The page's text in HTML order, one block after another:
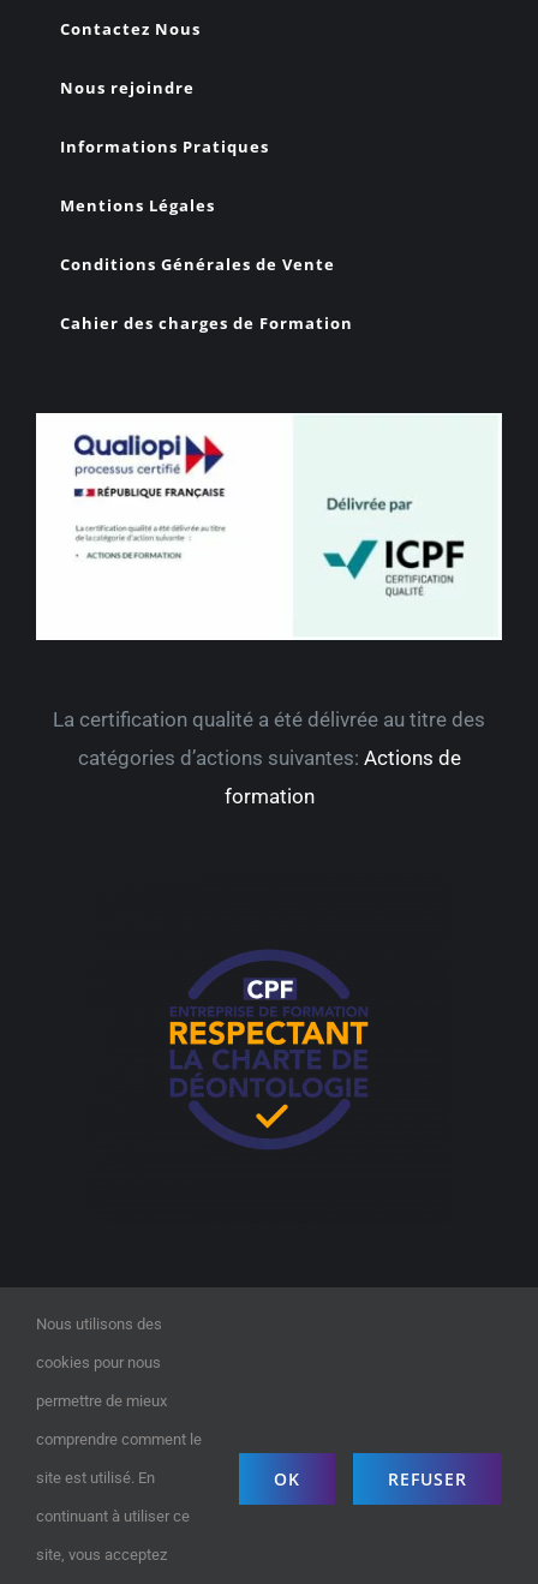
Contactez Nous
Nous rejoindre
Informations Pratiques
Mentions Légales
Conditions Générales de Vente
Cahier des charges de Formation
La certification qualité a été délivrée au titre des
catégories d’actions suivantes: Actions de
formation
©2023Digitalix Formation
contact@digitalix-formation.com | 01.87.21.17.26 | Politique de
Nous utilisons des
cookies pour nous
permettre de mieux
comprendre comment le
site est utilisé. En
continuant à utiliser ce
site, vous acceptez
OK REFUSER